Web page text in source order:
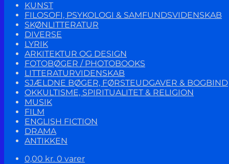
KUNST
FILOSOFI, PSYKOLOGI & SAMFUNDSVIDENSKAB
SKØNLITTERATUR
DIVERSE
LYRIK
ARKITEKTUR OG DESIGN
FOTOBØGER / PHOTOBOOKS
LITTERATURVIDENSKAB
SJÆLDNE BØGER, FØRSTEUDGAVER & BOGBIND
OKKULTISME, SPIRITUALITET & RELIGION
MUSIK
FILM
ENGLISH FICTION
DRAMA
ANTIKKEN
0,00 kr. 0 varer